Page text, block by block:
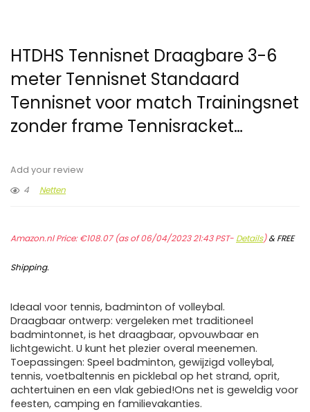
HTDHS Tennisnet Draagbare 3-6
meter Tennisnet Standaard
Tennisnet voor match Trainingsnet
zonder frame Tennisracket…
Add your review
4
Netten
Amazon.nl Price:€108.07(as of 06/04/2023 21:43 PST- Details)&FREE
Shipping.
Ideaal voor tennis, badminton of volleybal.
Draagbaar ontwerp: vergeleken met traditioneel
badmintonnet, is het draagbaar, opvouwbaar en
lichtgewicht. U kunt het plezier overal meenemen.
Toepassingen: Speel badminton, gewijzigd volleybal,
tennis, voetbaltennis en picklebal op het strand, oprit,
achtertuinen en een vlak gebied!Ons net is geweldig voor
feesten, camping en familievakanties.